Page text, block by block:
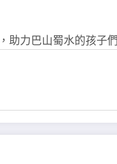
助力巴山蜀水的孩